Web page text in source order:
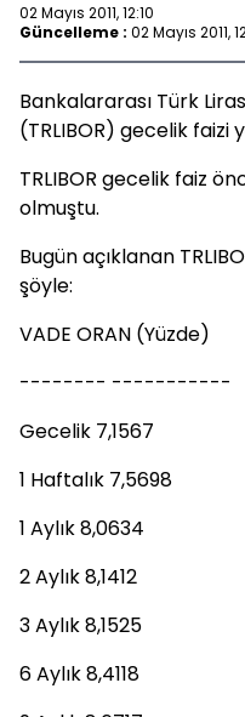
02 Mayıs 2011, 12:10
Güncelleme : 02 Mayıs 2011,
Bankalararası Türk
(TRLIBOR) gecelik faizi
TRLIBOR gecelik faiz
olmuştu.
Bugün açıklanan
şöyle:
VADE ORAN (Yüzde)
-------- -----------
Gecelik 7,1567
1 Haftalık 7,5698
1 Aylık 8,0634
2 Aylık 8,1412
3 Aylık 8,1525
6 Aylık 8,4118